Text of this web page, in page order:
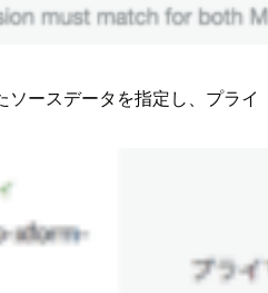
ースデータを指定し、プライ